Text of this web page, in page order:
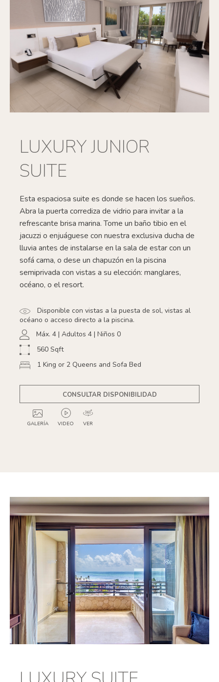
LUXURY JUNIOR
SUITE
Esta espaciosa suite es donde se hacen los sueños.
Abra la puerta corrediza de vidrio para invitar a la
refrescante brisa marina. Tome un baño tibio en el
jacuzzi o enjuáguese con nuestra exclusiva ducha de
lluvia antes de instalarse en la sala de estar con un
sofá cama, o dese un chapuzón en la piscina
semiprivada con vistas a su elección: manglares,
océano, o el resort.
Disponible con vistas a la puesta de sol, vistas al
océano o acceso directo a la piscina.
Máx. 4 | Adultos 4 | Niños 0
560 Sqft
1 King or 2 Queens and Sofa Bed
CONSULTAR DISPONIBILIDAD
GALERÍA
VIDEO VER